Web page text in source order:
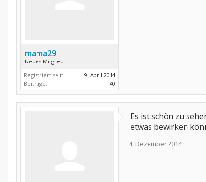
mama29
Neues Mitglied
Registriert seit:
9. April 2014
Beiträge:
40
Es ist schön zu
etwas bewirken
4. Dezember 2014